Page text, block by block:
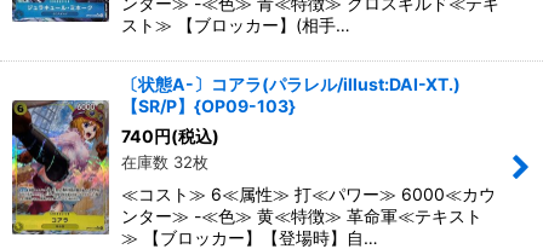
スト≫ 【ブロッカー】(相手…
〔状態A-〕コアラ(パラレル/illust:DAI-XT.)
【SR/P】{OP09-103}
740円(税込)
在庫数 32枚
≪コスト≫ 6≪属性≫ 打≪パワー≫ 6000≪カウ
ンター≫ -≪色≫ 黄≪特徴≫ 革命軍≪テキスト
≫ 【ブロッカー】【登場時】自…